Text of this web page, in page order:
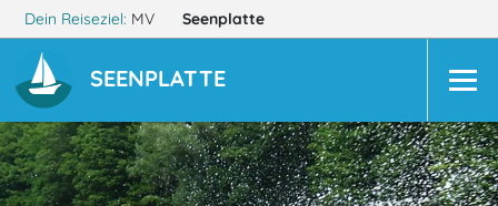
Dein Reiseziel: MV Seenplatte
SEENPLATTE